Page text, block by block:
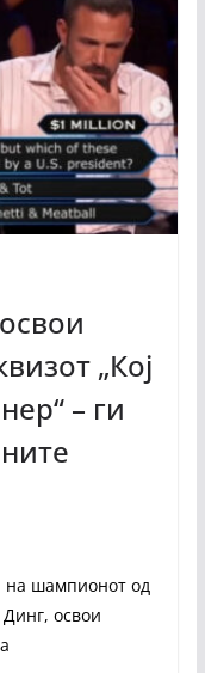
„Кој
– ги
на шампионот од
Динг, освои